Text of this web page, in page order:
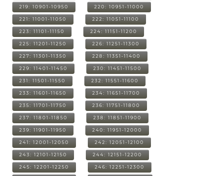
219: 10901-10950 220: 10951-11000
221: 11001-11050 222: 11051-11100
223: 11101-11150 224: 11151-11200
225: 11201-11250 226: 11251-11300
227: 11301-11350 228: 11351-11400
229: 11401-11450 230: 11451-11500
231: 11501-11550 232: 11551-11600
233: 11601-11650 234: 11651-11700
235: 11701-11750 236: 11751-11800
237: 11801-11850 238: 11851-11900
239: 11901-11950 240: 11951-12000
241: 12001-12050 242: 12051-12100
243: 12101-12150 244: 12151-12200
245: 12201-12250 246: 12251-12300